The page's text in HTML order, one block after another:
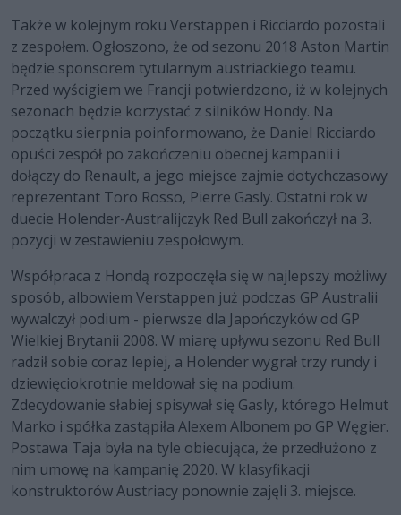
Także w kolejnym roku Verstappen i Ricciardo pozostali
z zespołem. Ogłoszono, że od sezonu 2018 Aston Martin
będzie sponsorem tytularnym austriackiego teamu.
Przed wyścigiem we Francji potwierdzono, iż w kolejnych
sezonach będzie korzystać z silników Hondy. Na
początku sierpnia poinformowano, że Daniel Ricciardo
opuści zespół po zakończeniu obecnej kampanii i
dołączy do Renault, a jego miejsce zajmie dotychczasowy
reprezentant Toro Rosso, Pierre Gasly. Ostatni rok w
duecie Holender-Australijczyk Red Bull zakończył na 3.
pozycji w zestawieniu zespołowym.
Współpraca z Hondą rozpoczęła się w najlepszy możliwy
sposób, albowiem Verstappen już podczas GP Australii
wywalczył podium - pierwsze dla Japończyków od GP
Wielkiej Brytanii 2008. W miarę upływu sezonu Red Bull
radził sobie coraz lepiej, a Holender wygrał trzy rundy i
dziewięciokrotnie meldował się na podium.
Zdecydowanie słabiej spisywał się Gasly, którego Helmut
Marko i spółka zastąpiła Alexem Albonem po GP Węgier.
Postawa Taja była na tyle obiecująca, że przedłużono z
nim umowę na kampanię 2020. W klasyfikacji
konstruktorów Austriacy ponownie zajęli 3. miejsce.